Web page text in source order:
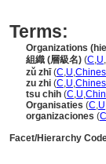
Terms:
Organizations
組織 (層級名) (C,U,
zǔ zhī(C,U,
zu zhi (C,U,
tsu chih (C,U,
Organisaties (C,U
organizaciones (C
Facet/Hierarchy